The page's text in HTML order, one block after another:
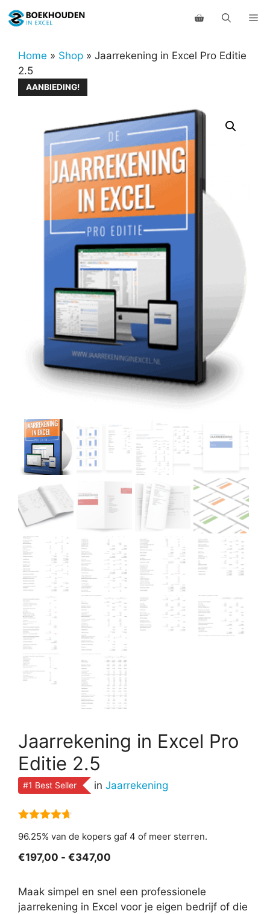
naar
inhoudHome » Shop » Jaarrekening in Excel Pro Editie
2.5
AANBIEDING!
Jaarrekening in Excel Pro
Editie 2.5
#1 Best Seller in Jaarrekening
96.25% van de kopers gaf 4 of meer sterren.
€197,00 - €347,00
tot
€347,00
Maak simpel en snel een professionele
jaarrekening in Excel voor je eigen bedrijf of die